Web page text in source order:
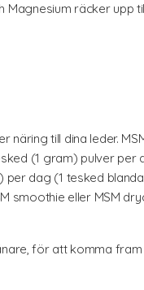
räcker upp
till dina leder.
(1 gram) pulver
dag (1 tesked
smoothie eller MSM
för att komma